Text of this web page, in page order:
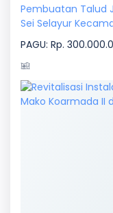
Pembuatan Talud
Sei Selayur
PAGU: Rp.